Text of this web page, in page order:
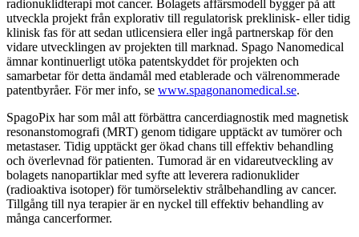
radionuklidterapi mot cancer. Bolagets affärsmodell bygger på att
utveckla projekt från explorativ till regulatorisk preklinisk- eller tidig
klinisk fas för att sedan utlicensiera eller ingå partnerskap för den
vidare utvecklingen av projekten till marknad. Spago Nanomedical
ämnar kontinuerligt utöka patentskyddet för projekten och
samarbetar för detta ändamål med etablerade och välrenommerade
patentbyråer. För mer info, se www.spagonanomedical.se.
SpagoPix har som mål att förbättra cancerdiagnostik med magnetisk
resonanstomografi (MRT) genom tidigare upptäckt av tumörer och
metastaser. Tidig upptäckt ger ökad chans till effektiv behandling
och överlevnad för patienten. Tumorad är en vidareutveckling av
bolagets nanopartiklar med syfte att leverera radionuklider
(radioaktiva isotoper) för tumörselektiv strålbehandling av cancer.
Tillgång till nya terapier är en nyckel till effektiv behandling av
många cancerformer.